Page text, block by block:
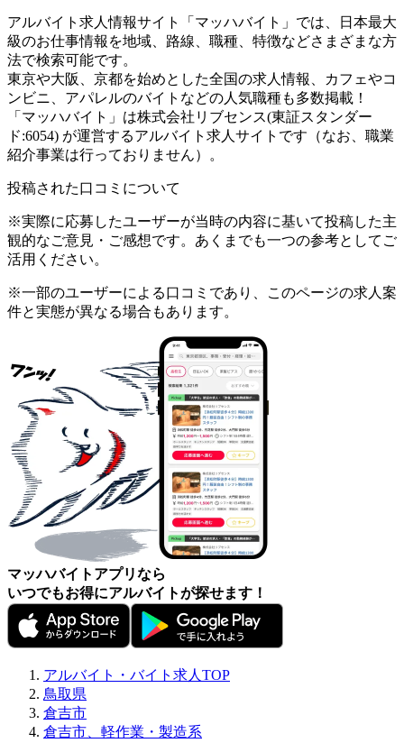
アルバイト求人情報サイト「マッハバイト」では、日本最大
級のお仕事情報を地域、路線、職種、特徴などさまざまな方
法で検索可能です。
東京や大阪、京都を始めとした全国の求人情報、カフェやコ
ンビニ、アパレルのバイトなどの人気職種も多数掲載！
「マッハバイト」は株式会社リブセンス(東証スタンダー
ド:6054) が運営するアルバイト求人サイトです（なお、職業
紹介事業は行っておりません）。
投稿された口コミについて
※実際に応募したユーザーが当時の内容に基いて投稿した主
観的なご意見・ご感想です。あくまでも一つの参考としてご
活用ください。
※一部のユーザーによる口コミであり、このページの求人案
件と実態が異なる場合もあります。
マッハバイトアプリなら
いつでもお得にアルバイトが探せます！
アルバイト・バイト求人TOP
鳥取県
倉吉市
倉吉市、軽作業・製造系